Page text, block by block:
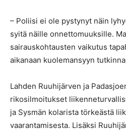
– Poliisi ei ole pystynyt näin
syitä näille onnettomuuksille.
sairauskohtausten vaikutus
aikanaan kuolemansyyn
Lahden Ruuhijärven ja
rikosilmoitukset
ja Sysmän kolarista törkeästä
vaarantamisesta. Lisäksi